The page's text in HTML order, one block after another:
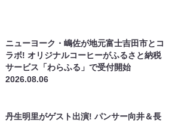
ニューヨーク・嶋佐が地元富士吉田市とコ
ラボ! オリジナルコーヒーがふるさと納税
サービス「わらふる」で受付開始
2026.08.06
丹生明里がゲスト出演! パンサー向井＆長